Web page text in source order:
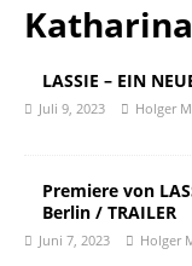
LASSIE – EIN
Juli 9, 2023 Holger
Premiere von
Berlin / TRAILER
Juni 7, 2023 Holger